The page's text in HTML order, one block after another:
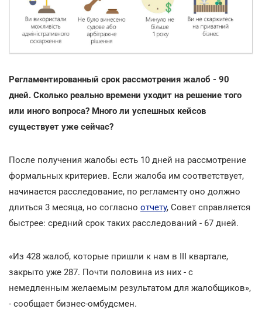
Регламентированный срок рассмотрения жалоб - 90
дней. Сколько реально времени уходит на решение того
или иного вопроса? Много ли успешных кейсов
существует уже сейчас?
После получения жалобы есть 10 дней на рассмотрение
формальных критериев. Если жалоба им соответствует,
начинается расследование, по регламенту оно должно
длиться 3 месяца, но согласно отчету, Совет справляется
быстрее: средний срок таких расследований - 67 дней.
«Из 428 жалоб, которые пришли к нам в ІІІ квартале,
закрыто уже 287. Почти половина из них - с
немедленным желаемым результатом для жалобщиков»,
- сообщает бизнес-омбудсмен.